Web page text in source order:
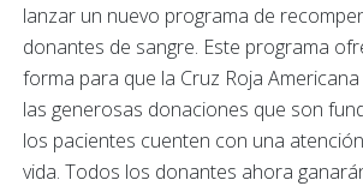
lanzar un nuevo programa de
donantes de sangre. Este programa
forma para que la Cruz Roja
las generosas donaciones que son
los pacientes cuenten con una
vida. Todos los donantes ahora